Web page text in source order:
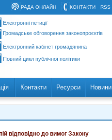
RSS
КОНТАКТИ
РАДА ОНЛАЙН
Електронні петиції
Громадське обговорення законопроєктів
Електронний кабінет громадянина
Повний цикл публічної політики
Контакти Ресурси Новини
відповідно до вимог Закону